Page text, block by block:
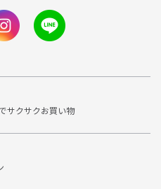
サクサクお買い物